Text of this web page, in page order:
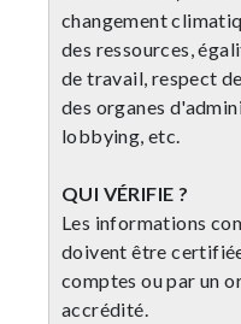
changement
des ressources,
de travail, respect
des organes
lobbying, etc.
QUI VÉRIFIE ?
Les informations
doivent être
comptes ou par un
accrédité.